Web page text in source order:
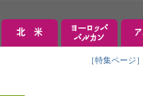
［特集ページ］